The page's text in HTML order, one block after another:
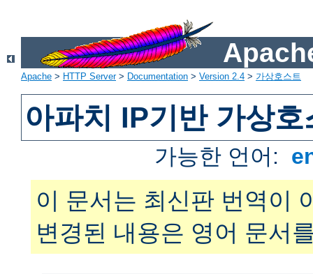
Apache > HTTP Server> Documentation > Version 2.4 > 가상호스트
아파치 IP기반 가상
가능한 언어:
이 문서는 최신판 번역이
변경된 내용은 영어 문서